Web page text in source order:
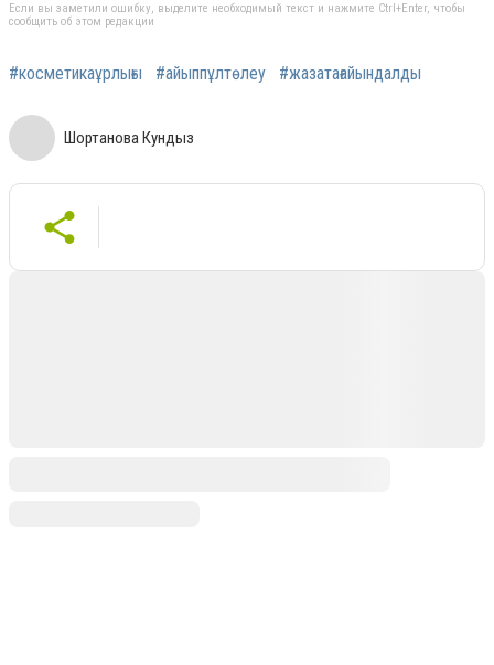
Если вы заметили ошибку, выделите необходимый текст и нажмите Ctrl+Enter, чтобы
сообщить об этом редакции
#косметикаұрлығы #айыппұлтөлеу #жазатағайындалды
Шортанова Кундыз